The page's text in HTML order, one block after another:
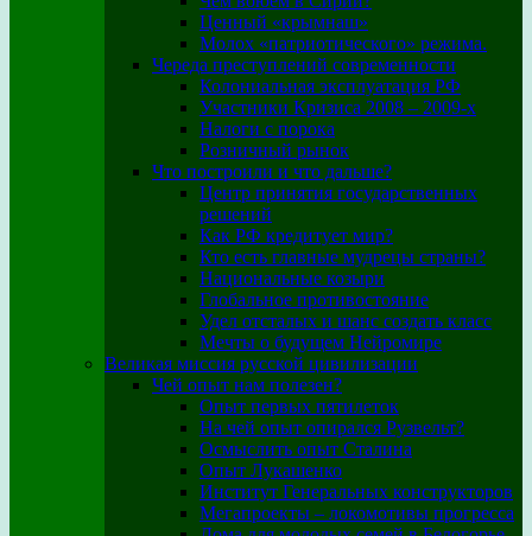
Ценный «крымнаш»
Молох «патриотического» режима.
Череда преступлений современности
Колониальная эксплуатация РФ
Участники Кризиса 2008 – 2009-х
Налоги с порока
Розничный рынок
Что построили и что дальше?
Центр принятия государственных
решений
Как РФ кредитует мир?
Кто есть главные мудрецы страны?
Национальные козыри
Глобальное противостояние
Удел отсталых и шанс создать класс
Мечты о будущем Нейромире
Великая миссия русской цивилизации
Чей опыт нам полезен?
Опыт первых пятилеток
На чей опыт опирался Рузвельт?
Осмыслить опыт Сталина
Опыт Лукашенко
Институт Генеральных конструкторов
Мегапроекты – локомотивы прогресса